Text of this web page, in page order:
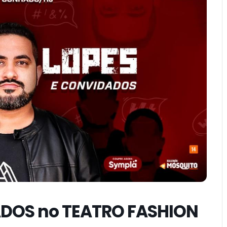
no TEATRO FASHION